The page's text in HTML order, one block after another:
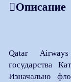
Описание
Qatar
государства
Изначально